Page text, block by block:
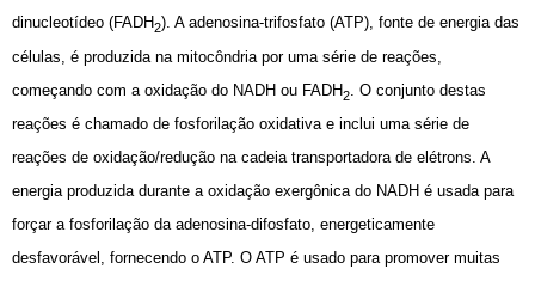
dinucleotídeo (FADH2). A adenosina-trifosfato (ATP), fonte de energia das
células, é produzida na mitocôndria por uma série de reações,
começando com a oxidação do NADH ou FADH2
. O conjunto destas
reações é chamado de fosforilação oxidativa e inclui uma série de
reações de oxidação/redução na cadeia transportadora de elétrons. A
energia produzida durante a oxidação exergônica do NADH é usada para
forçar a fosforilação da adenosina-difosfato, energeticamente
desfavorável, fornecendo o ATP. O ATP é usado para promover muitas